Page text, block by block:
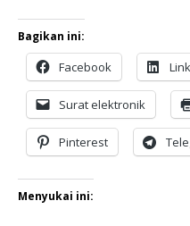
Bagikan ini:
Facebook
Surat elektronik
Pinterest
Menyukai ini: